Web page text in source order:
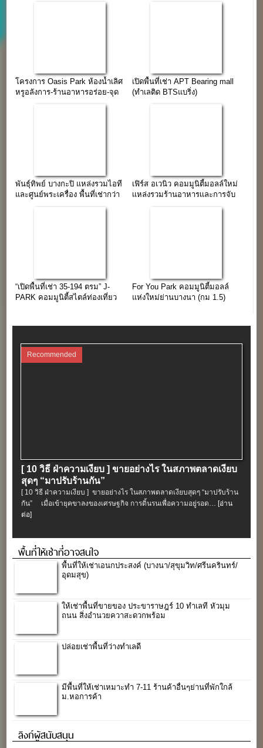
โครงการ Oasis Park ห้องน้ำเลิศ
หรูอลังการ-ร้านอาหารอร่อย-จุด
เปิดพื้นที่เช่า APT Bearing mall
(ทำเลติด BTSแบริ่ง)
พันธุ์ทิพย์ บางกะปิ แหล่งรวมไอที
และศูนย์พระเครื่อง พื้นที่เช่ากว่า
เฟิร์ส อเวนิว คอมมูนิตี้มอลล์ใหม่
เเหล่งรวมร้านอาหารเเละการจับ
“เปิดพื้นที่เช่า 35-194 ตรม” J-
PARK คอมมูนิตี้สไตล์ท่องเที่ยว
For You Park คอมมูนิตี้มอลล์
แห่งใหม่ย่านบางนา (กม 1.5)
Recommended
[ 10 วิธี ฝ่าความเงียบ ] ขายอย่างไร ในสภาพตลาดเงียบ
สุดๆ “มาปรับร้านกัน”
[ 10 วิธี ฝ่าความเงียบ ] ขายอย่างไร ในสภาพตลาดเงียบสุดๆ “มาปรับร้าน
กัน” เมื่อเข้ายุคขาลงของเศรษฐกิจ การดิ้นรนเพื่อความอยู่รอด…[อ่าน
ต่อ]
พื้นที่ให้เช่าที่อาจสนใจ
พื้นที่ให้เช่าเอนกประสงค์ (บางนา/สุขุมวิท/ศรีนครินทร์/
อุดมสุข)
ให้เช่าพื้นที่ขายของ ประขาราษฎร์ 10 ทำเลที หัวมุม
ถนน สิ่งอำนวยควาสะดวกพร้อม
ปล่อยเช่าพื้นที่ว่างทำเลดี
มีพื้นที่ให้เช่าเหมาะทำ 7-11 ร้านค้าอื่นๆย่านที่พักใกล้
ม.หอการค้า
ลิงก์ผู้สนับสนุน